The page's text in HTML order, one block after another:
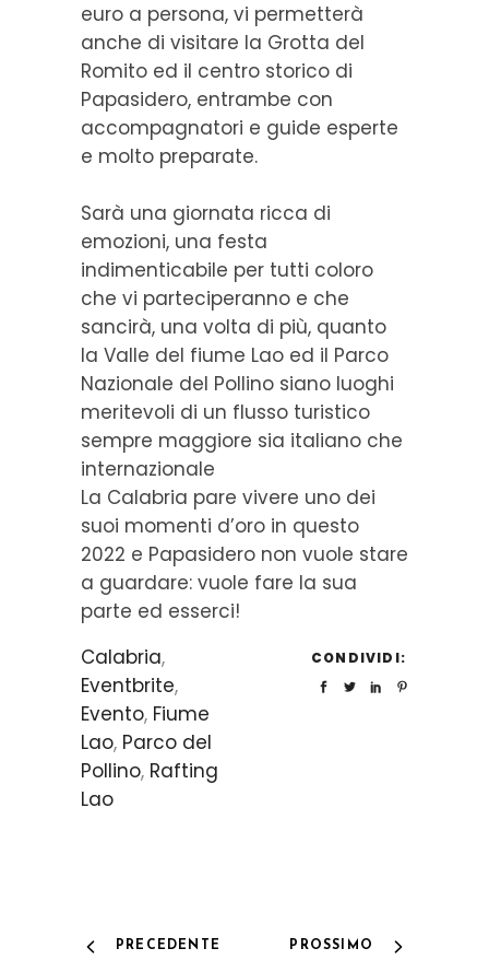
euro a persona, vi permetterà
anche di visitare la Grotta del
Romito ed il centro storico di
Papasidero, entrambe con
accompagnatori e guide esperte
e molto preparate.
Sarà una giornata ricca di
emozioni, una festa
indimenticabile per tutti coloro
che vi parteciperanno e che
sancirà, una volta di più, quanto
la Valle del fiume Lao ed il Parco
Nazionale del Pollino siano luoghi
meritevoli di un flusso turistico
sempre maggiore sia italiano che
internazionale
La Calabria pare vivere uno dei
suoi momenti d’oro in questo
2022 e Papasidero non vuole stare
a guardare: vuole fare la sua
parte ed esserci!
Calabria,
Eventbrite,
Evento, Fiume
Lao, Parco del
Pollino, Rafting
Lao
CONDIVIDI:
PRECEDENTE PROSSIMO